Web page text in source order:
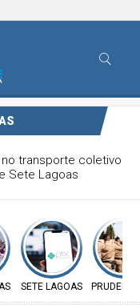
Nacional de
adolescentes
SETE LAGOAS